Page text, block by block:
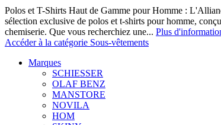
Polos et T-Shirts Haut de Gamme pour Homme :
sélection exclusive de polos et t-shirts pour homme,
chemiserie. Que vous recherchiez une... Plus
Accéder à la catégorie Sous-vêtements
Marques
SCHIESSER
OLAF BENZ
MANSTORE
NOVILA
HOM